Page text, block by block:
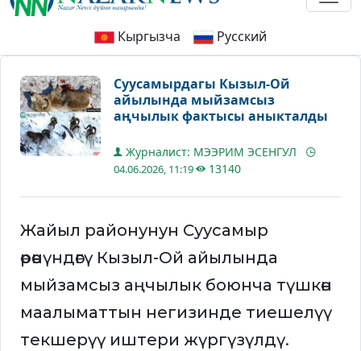
Кыргызча Русский
Суусамырдагы Кызыл-Ой
айылында мыйзамсыз
аңчылык фактысы аныкталды
Журналист: МЭЭРИМ ЭСЕНГУЛ
04.06.2026, 11:19 13140
Жайыл районунун Суусамыр
өрөөнүндөгү Кызыл-Ой айылында
мыйзамсыз аңчылык боюнча түшкөн
маалыматтын негизинде тиешелүү
текшерүү иштери жүргүзүлдү.